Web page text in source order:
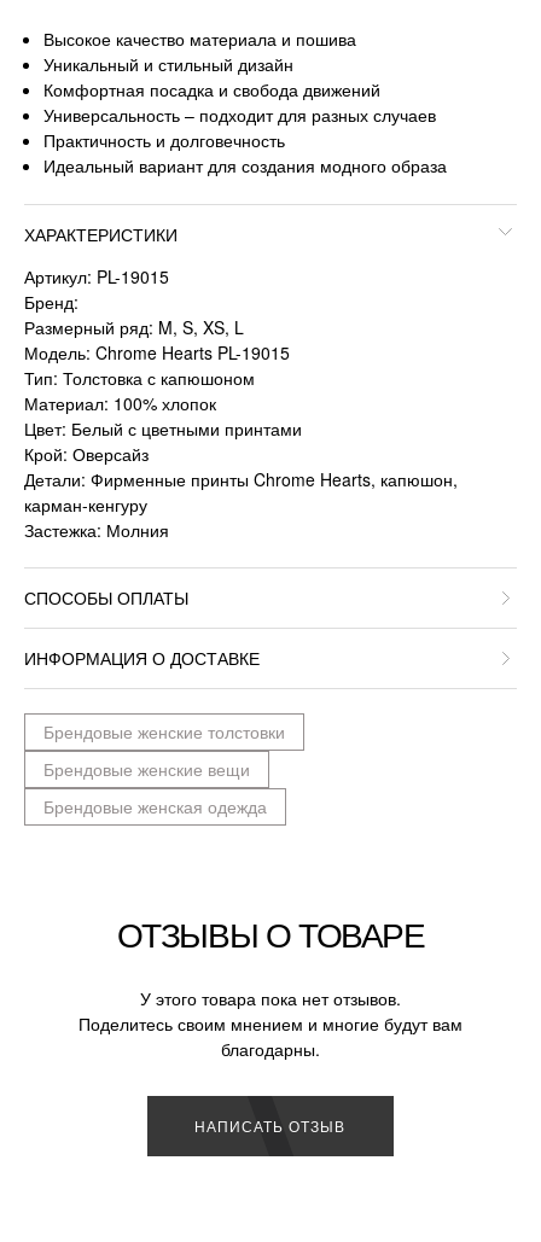
Высокое качество материала и пошива
Уникальный и стильный дизайн
Комфортная посадка и свобода движений
Универсальность – подходит для разных случаев
Практичность и долговечность
Идеальный вариант для создания модного образа
ХАРАКТЕРИСТИКИ
Артикул: PL-19015
Бренд:
Размерный ряд: M, S, XS, L
Модель: Chrome Hearts PL-19015
Тип: Толстовка с капюшоном
Материал: 100% хлопок
Цвет: Белый с цветными принтами
Крой: Оверсайз
Детали: Фирменные принты Chrome Hearts, капюшон,
карман-кенгуру
Застежка: Молния
СПОСОБЫ ОПЛАТЫ
ИНФОРМАЦИЯ О ДОСТАВКЕ
Брендовые женские толстовки
Брендовые женские вещи
Брендовые женская одежда
ОТЗЫВЫ О ТОВАРЕ
У этого товара пока нет отзывов.
Поделитесь своим мнением и многие будут вам
благодарны.
НАПИСАТЬ ОТЗЫВ